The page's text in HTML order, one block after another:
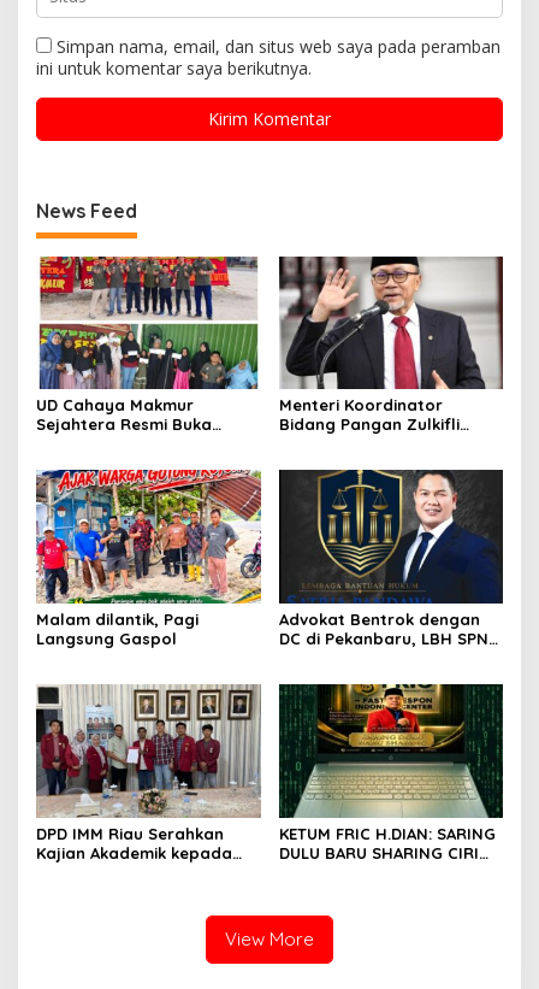
Simpan nama, email, dan situs web saya pada peramban
ini untuk komentar saya berikutnya.
News Feed
UD Cahaya Makmur
Sejahtera Resmi Buka
Menteri Koordinator
Bidang Pangan Zulkifli
Pemerintahan Presiden RI
H. Prabowo Subianto
Malam dilantik, Pagi
Langsung Gaspol
Advokat Bentrok dengan
DC di Pekanbaru, LBH SPN
DPD IMM Riau Serahkan
Kajian Akademik kepada
KETUM FRIC H.DIAN: SARING
DULU BARU SHARING CIRI
View More